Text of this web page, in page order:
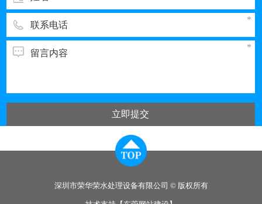
立即提交
深圳市荣华荣水处理设备有限公司 © 版权所有